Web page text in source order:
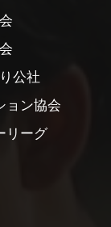
公社
ョン協会
リーグ